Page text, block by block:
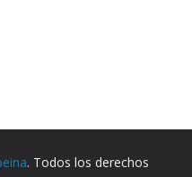
. Todos los derechos